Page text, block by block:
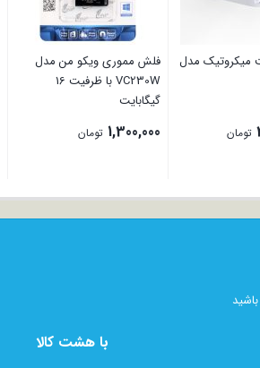
میکروتیک مدل
تومان
فلش مموری ویکو من مدل
VC230W با ظرفیت 16
گیگابایت
1,300,000 تومان
با هشت کالا